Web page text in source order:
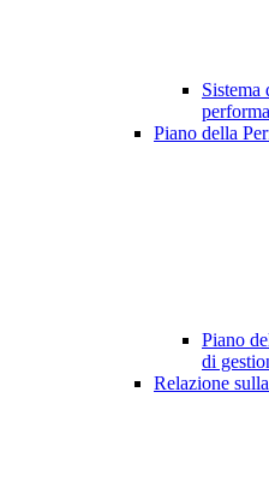
Sistema
Piano della
Piano
di
Relazione